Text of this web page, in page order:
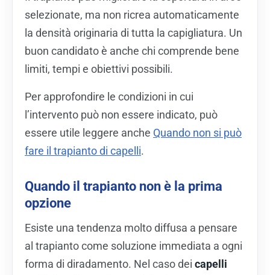
selezionate, ma non ricrea automaticamente
la densità originaria di tutta la capigliatura. Un
buon candidato è anche chi comprende bene
limiti, tempi e obiettivi possibili.
Per approfondire le condizioni in cui
l’intervento può non essere indicato, può
essere utile leggere anche Quando non si può
fare il trapianto di capelli.
Quando il trapianto non è la prima
opzione
Esiste una tendenza molto diffusa a pensare
al trapianto come soluzione immediata a ogni
forma di diradamento. Nel caso dei capelli